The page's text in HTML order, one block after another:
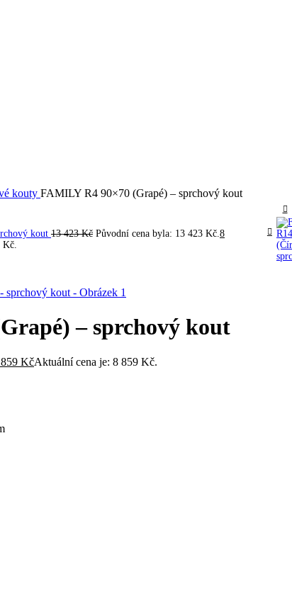
kouty FAMILY R4 90×70 (Grapé) – sprchový kout
kout 13 423Kč Původní cena byla: 13 423 Kč.8
Kč.
– sprchový kout
KčAktuální cena je: 8 859 Kč.